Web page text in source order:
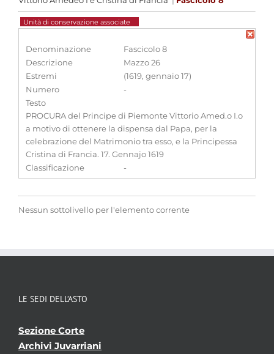
Unità di conservazione associate
Denominazione
Fascicolo 8
Descrizione
Mazzo 26
Estremi
(1619, gennaio 17)
Numero
-
Testo
PROCURA del Principe di Piemonte Vittorio Amed.o I.o
a motivo di ottenere la dispensa dal Papa, per la
celebrazione del Matrimonio tra esso, e la Principessa
Cristina di Francia. 17. Gennajo 1619
Classificazione
-
Nessun sottolivello per l'elemento corrente
LE SEDI DELL’ASTO
Sezione Corte
Archivi Juvarriani